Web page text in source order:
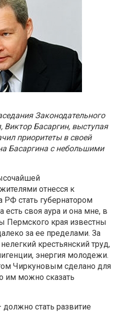
Законодательного
Виктор Басаргин, выступая
приоритеты в своей
Басаргина с небольшими
отнесся к
стать губернатором
есть своя аура и она мне, в
Пермского края известны
за ее пределами. За
крестьянский труд,
энергия молодежи.
Чиркуновым сделано для
им можно сказать
стать развитие